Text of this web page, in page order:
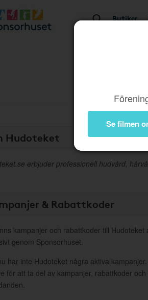
Butiker
Se filmen
Hudoteket
erbjuder professionell hudvård,
& Rabattkoder
kampanjer och rabattkoder till Hudoteket
genom Sponsorhuset.
har inte Hudoteket några aktiva
för att ta del av kampanjer, rabattkoder och